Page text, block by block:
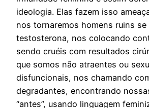
ideologia. Elas fazem isso
nos tornaremos homens ruins se
testosterona, nos colocando
sendo cruéis com resultados
que somos não atraentes ou
disfuncionais, nos chamando
degradantes, encontrando
“antes”, usando linguagem